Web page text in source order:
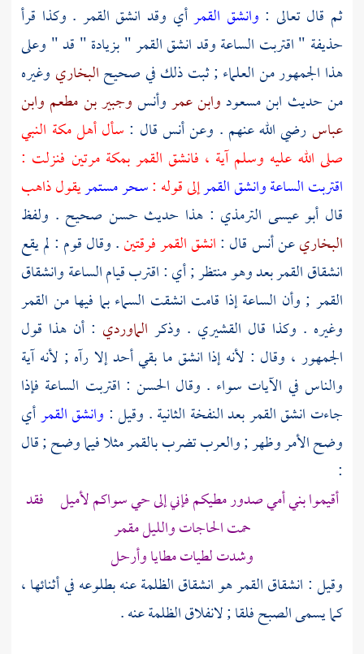
ثم قال تعالى : وانشق القمرأي وقد انشق القمر . وكذا قرأ
حذيفة " اقتربت الساعة وقد انشق القمر " بزيادة " قد " وعلى
هذا الجمهور من العلماء ; ثبت ذلك في صحيحالبخاري وغيره
من حديث ابن مسعودوابن عمروأنسوجبير بن مطعم وابن
عباسرضي الله عنهم . وعنأنسقال : سألأهلمكة النبي
صلى الله عليه وسلم آية ، فانشق القمربمكةمرتين فنزلت :
اقتربت الساعة وانشق القمرإلى قوله :سحر مستمريقول ذاهب
قال أبو عيسى الترمذي : هذا حديث حسن صحيح . ولفظ
البخاريعنأنسقال :انشق القمر فرقتين. وقال قوم : لم يقع
انشقاق القمر بعد وهو منتظر ; أي : اقترب قيام الساعة وانشقاق
القمر ; وأن الساعة إذا قامت انشقت السماء بما فيها من القمر
وغيره . وكذا قال القشيري . وذكر الماوردي : أن هذا قول
الجمهور ، وقال : لأنه إذا انشق ما بقي أحد إلا رآه ; لأنه آية
والناس في الآيات سواء . وقال الحسن : اقتربت الساعة فإذا
جاءت انشق القمر بعد النفخة الثانية . وقيل : وانشق القمرأي
وضح الأمر وظهر ; والعرب تضرب بالقمر مثلا فيما وضح ; قال
:
أقيموا بني أمي صدور مطيكم فإني إلى حي سواكم لأميل فقد
حمت الحاجات والليل مقمر
وشدت لطيات مطايا وأرحل
وقيل : انشقاق القمر هو انشقاق الظلمة عنه بطلوعه في أثنائها ،
كما يسمى الصبح فلقا ; لانفلاق الظلمة عنه .